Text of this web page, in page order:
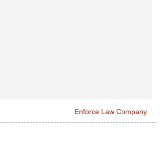
Enforce Law Company